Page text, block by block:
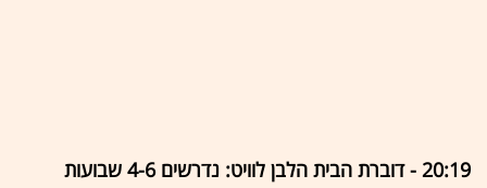
20:19 - דוברת הבית הלבן לוויט: נדרשים 4-6 שבועות